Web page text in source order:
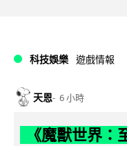
科技娛樂 遊戲情報
天恩 6 小時
《魔獸世界：